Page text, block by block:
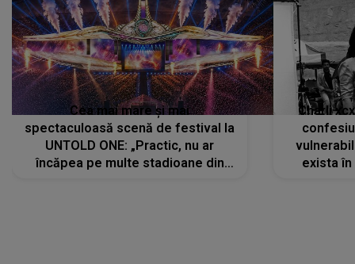
Cea mai mare și mai
spectaculoasă scenă de festival la
UNTOLD ONE: „Practic, nu ar
încăpea pe multe stadioane din
Charli
exista